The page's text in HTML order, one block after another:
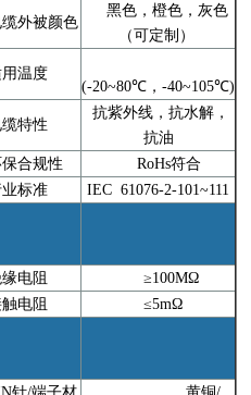
缆外被颜色
黑色，橙色，灰色
（可定制）
温度
(-20~80℃，-40~105℃)
缆特性
抗紫外线，抗水解，
抗油
合规性
RoHs符合
标准 IEC 61076-2-101~111
电阻
≥100MΩ
电阻 ≤5mΩ